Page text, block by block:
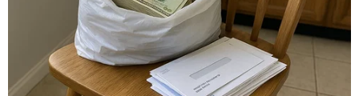
Theo dõi VietnamPlus